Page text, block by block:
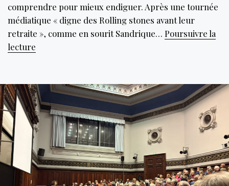
comprendre pour mieux endiguer. Après une tournée
médiatique « digne des Rolling stones avant leur
retraite », comme en sourit Sandrique… Poursuivre la
lecture
national :
enquête
à
l’origine
mal